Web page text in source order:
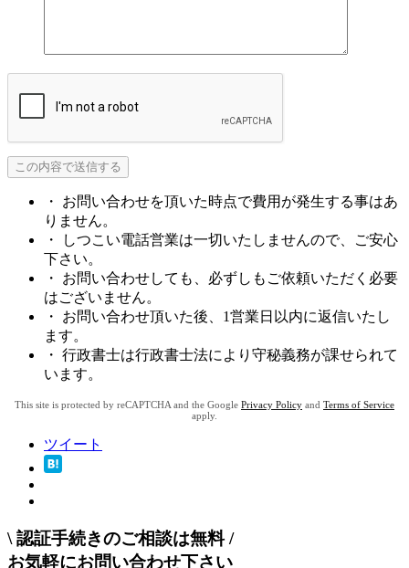
・ お問い合わせを頂いた時点で費用が発生する事はあ
りません。
・ しつこい電話営業は一切いたしませんので、ご安心
下さい。
・ お問い合わせしても、必ずしもご依頼いただく必要
はございません。
・ お問い合わせ頂いた後、1営業日以内に返信いたし
ます。
・ 行政書士は行政書士法により守秘義務が課せられて
います。
This site is protected by reCAPTCHA and the Google Privacy Policy and Terms of Service
apply.
ツイート
\ 認証手続きのご相談は無料/
お気軽にお問い合わせ下さい